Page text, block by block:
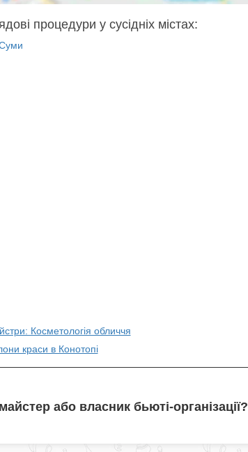
процедури у сусідніх містах:
Косметологія обличчя
краси в Конотопі
або власник бьюті-організації?